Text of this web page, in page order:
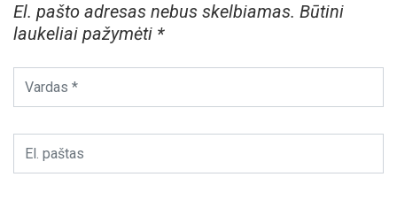
El. pašto adresas nebus skelbiamas. Būtini
laukeliai pažymėti *